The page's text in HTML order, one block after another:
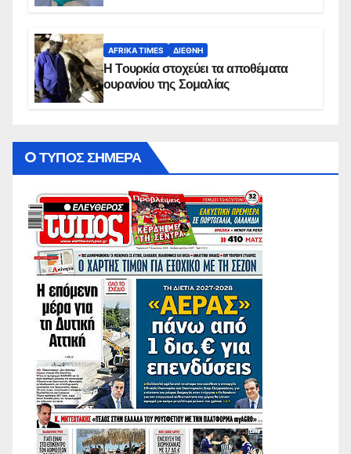
AFRIKA TIMES ΔΙΕΘΝΉ
Η Τουρκία στοχεύει τα αποθέματα
ουρανίου της Σομαλίας
O ΤΥΠΟΣ ΣΗΜΕΡΑ